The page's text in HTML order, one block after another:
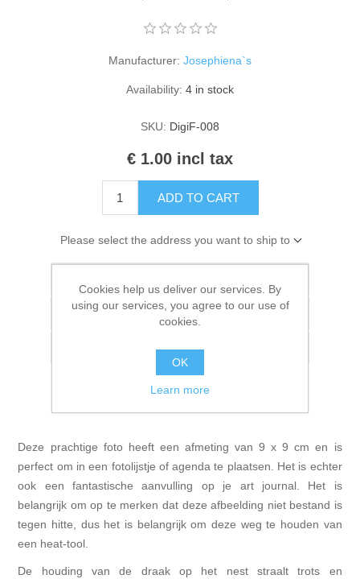
Manufacturer: Josephiena`s
Availability: 4 in stock
SKU: DigiF-008
€ 1.00 incl tax
ADD TO CART
Please select the address you want to ship to
Add to compare list
Deze prachtige foto heeft een afmeting van 9 x 9 cm en is
perfect om in een fotolijstje of agenda te plaatsen. Het is echter
ook een fantastische aanvulling op je art journal. Het is
belangrijk om op te merken dat deze afbeelding niet bestand is
tegen hitte, dus het is belangrijk om deze weg te houden van
een heat-tool.
De houding van de draak op het nest straalt trots en
Cookies help us deliver our services. By
using our services, you agree to our use of
cookies.
OK
Learn more